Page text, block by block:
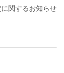
関するお知らせ